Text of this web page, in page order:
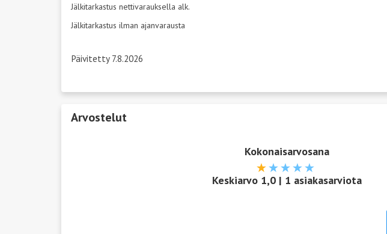
Jälkitarkastus nettivarauksella alk.
Jälkitarkastus ilman ajanvarausta
Päivitetty 7.8.2026
Arvostelut
Kokonaisarvosana
Keskiarvo 1,0| 1 asiakasarviota